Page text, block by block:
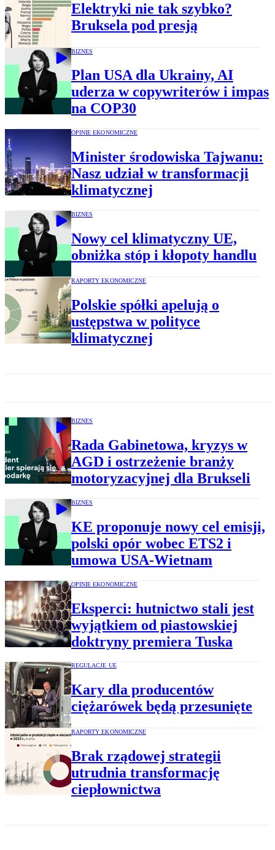
Elektryki nie tak szybko?
Bruksela pod presją
BIZNES
Plan USA dla Ukrainy, AI
uderza w copywriterów i impas
na COP30
OPINIE EKONOMICZNE
Minister środowiska Tajwanu:
Nasz udział w transformacji
klimatycznej
BIZNES
Nowy cel klimatyczny UE,
obniżka stóp i kłopoty handlu
RAPORTY EKONOMICZNE
Polskie spółki apelują o
ustępstwa w polityce
klimatycznej
BIZNES
Rada Gabinetowa, kryzys w
AGD i ostrzeżenie branży
motoryzacyjnej dla Brukseli
BIZNES
KE proponuje nowy cel emisji,
polski opór wobec ETS2 i
umowa USA-Wietnam
OPINIE EKONOMICZNE
Eksperci: hutnictwo stali jest
wyjątkiem od piastowskiej
doktryny premiera Tuska
REGULACJE UE
Kary dla producentów
ciężarówek będą przesunięte
RAPORTY EKONOMICZNE
Brak rządowej strategii
utrudnia transformację
ciepłownictwa